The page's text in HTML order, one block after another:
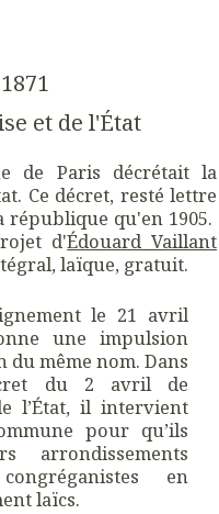
et de l'État
de Paris décrétait la
Ce décret, resté lettre
qu'en 1905.
d'Édouard Vaillant
laïque, gratuit.
le 21 avril
une impulsion
du même nom. Dans
du 2 avril de
l’État, il intervient
pour qu’ils
arrondissements
en
laïcs.